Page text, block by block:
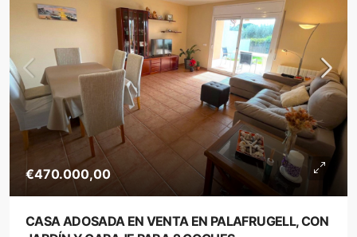
€470.000,00
CASA ADOSADA EN VENTA EN PALAFRUGELL, CON